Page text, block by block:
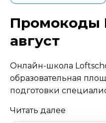
Промокоды
август
Онлайн-школа
образовательная
подготовки
современный знания
Читать далее